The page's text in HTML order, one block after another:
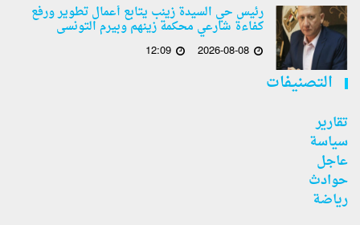
رئيس حي السيدة زينب يتابع أعمال تطوير ورفع
كفاءة شارعي محكمة زينهم وبيرم التونسى
2026-08-08
12:09
التصنيفات
تقارير
سياسة
عاجل
حوادث
رياضة